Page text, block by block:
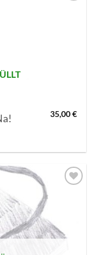
35,00€
AUF MEINE
MERKLISTE
SETZEN